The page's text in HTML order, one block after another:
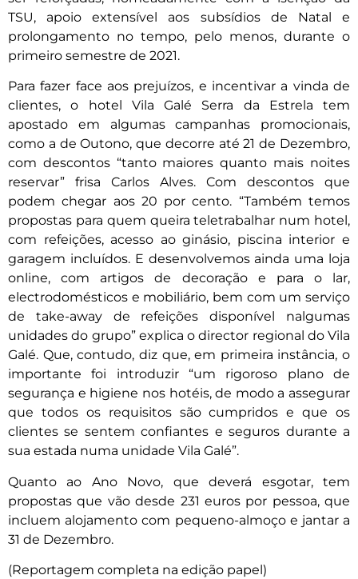
TSU, apoio extensível aos subsídios de Natal e
prolongamento no tempo, pelo menos, durante o
primeiro semestre de 2021.
Para fazer face aos prejuízos, e incentivar a vinda de
clientes, o hotel Vila Galé Serra da Estrela tem
apostado em algumas campanhas promocionais,
como a de Outono, que decorre até 21 de Dezembro,
com descontos “tanto maiores quanto mais noites
reservar” frisa Carlos Alves. Com descontos que
podem chegar aos 20 por cento. “Também temos
propostas para quem queira teletrabalhar num hotel,
com refeições, acesso ao ginásio, piscina interior e
garagem incluídos. E desenvolvemos ainda uma loja
online, com artigos de decoração e para o lar,
electrodomésticos e mobiliário, bem com um serviço
de take-away de refeições disponível nalgumas
unidades do grupo” explica o director regional do Vila
Galé. Que, contudo, diz que, em primeira instância, o
importante foi introduzir “um rigoroso plano de
segurança e higiene nos hotéis, de modo a assegurar
que todos os requisitos são cumpridos e que os
clientes se sentem confiantes e seguros durante a
sua estada numa unidade Vila Galé”.
Quanto ao Ano Novo, que deverá esgotar, tem
propostas que vão desde 231 euros por pessoa, que
incluem alojamento com pequeno-almoço e jantar a
31 de Dezembro.
(Reportagem completa na edição papel)